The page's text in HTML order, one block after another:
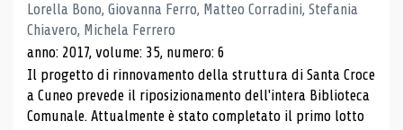
Lorella Bono, Giovanna Ferro, Matteo Corradini, Stefania
Chiavero, Michela Ferrero
anno: 2017, volume: 35, numero: 6
Il progetto di rinnovamento della struttura di Santa Croce
a Cuneo prevede il riposizionamento dell'intera Biblioteca
Comunale. Attualmente è stato completato il primo lotto